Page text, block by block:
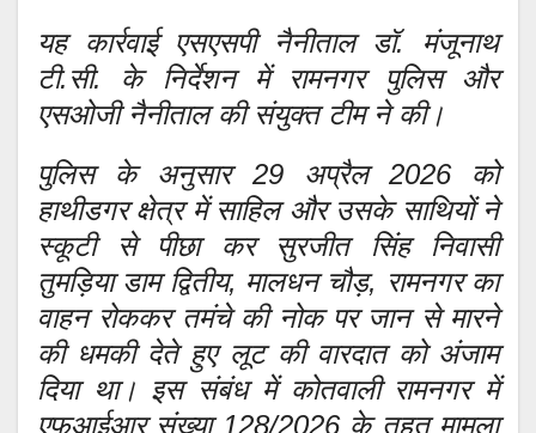
यह कार्रवाई एसएसपी नैनीताल डॉ. मंजूनाथ
टी.सी. के निर्देशन में रामनगर पुलिस और
एसओजी नैनीताल की संयुक्त टीम ने की।
पुलिस के अनुसार 29 अप्रैल 2026 को
हाथीडगर क्षेत्र में साहिल और उसके साथियों ने
स्कूटी से पीछा कर सुरजीत सिंह निवासी
तुमड़िया डाम द्वितीय, मालधन चौड़, रामनगर का
वाहन रोककर तमंचे की नोक पर जान से मारने
की धमकी देते हुए लूट की वारदात को अंजाम
दिया था। इस संबंध में कोतवाली रामनगर में
एफआईआर संख्या 128/2026 के तहत मामला